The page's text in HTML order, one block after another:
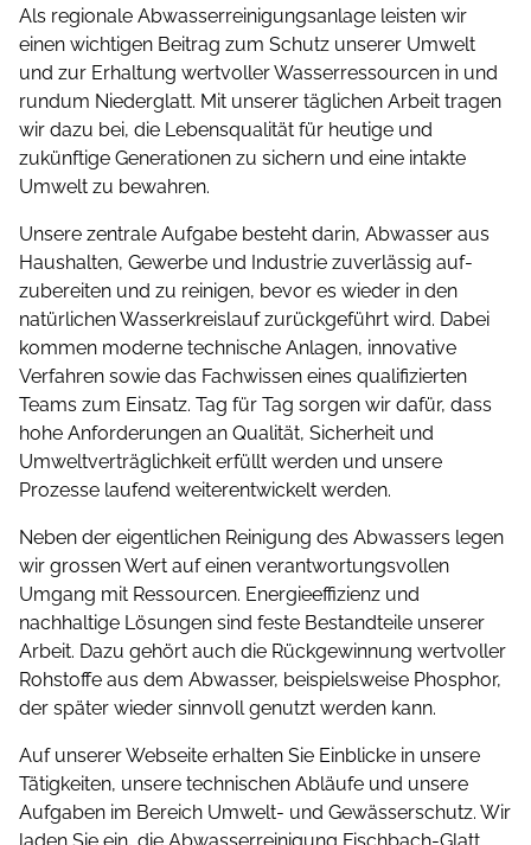
Als regionale Abwasserreinigungsanlage leisten wir
einen wichtigen Beitrag zum Schutz unserer Umwelt
und zur Erhaltung wertvoller Wasserressourcen in und
rundum Niederglatt. Mit unserer täglichen Arbeit tragen
wir dazu bei, die Lebensqualität für heutige und
zukünftige Generationen zu sichern und eine intakte
Umwelt zu bewahren.
Unsere zentrale Aufgabe besteht darin, Abwasser aus
Haushalten, Gewerbe und Industrie zuverlässig auf­
zubereiten und zu reinigen, bevor es wieder in den
natürlichen Wasserkreislauf zurückgeführt wird. Dabei
kommen moderne technische Anlagen, innovative
Verfahren sowie das Fachwissen eines qualifizierten
Teams zum Einsatz. Tag für Tag sorgen wir dafür, dass
hohe Anforderungen an Qualität, Sicherheit und
Umwelt­ver­träglichkeit erfüllt werden und unsere
Prozesse laufend weiterentwickelt werden.
Neben der eigentlichen Reinigung des Abwassers legen
wir grossen Wert auf einen verantwortungsvollen
Umgang mit Ressourcen. Energieeffizienz und
nachhaltige Lösungen sind feste Bestandteile unserer
Arbeit. Dazu gehört auch die Rückgewinnung wertvoller
Rohstoffe aus dem Abwasser, beispielsweise Phosphor,
der später wieder sinnvoll genutzt werden kann.
Auf unserer Webseite erhalten Sie Einblicke in unsere
Tätigkeiten, unsere technischen Abläufe und unsere
Aufgaben im Bereich Umwelt- und Gewässerschutz. Wir